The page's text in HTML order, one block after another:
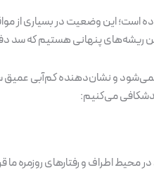
است؛ این وضعیت در بسیاری از
ریشه‌های پنهانی هستیم که سد
و نشان‌دهنده کم‌آبی عمیق
می‌کنیم:
اطراف و رفتارهای روزمره ما